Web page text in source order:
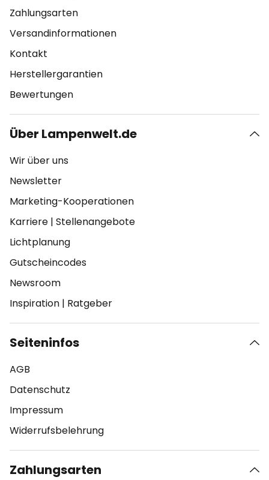
Zahlungsarten
Versandinformationen
Kontakt
Herstellergarantien
Bewertungen
Über Lampenwelt.de
Wir über uns
Newsletter
Marketing-Kooperationen
Karriere | Stellenangebote
Lichtplanung
Gutscheincodes
Newsroom
Inspiration | Ratgeber
Seiteninfos
AGB
Datenschutz
Impressum
Widerrufsbelehrung
Zahlungsarten